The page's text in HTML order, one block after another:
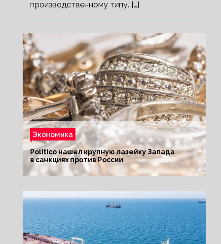
производственному типу. […]
Экономика
Politico нашел крупную лазейку Запада
в санкциях против России